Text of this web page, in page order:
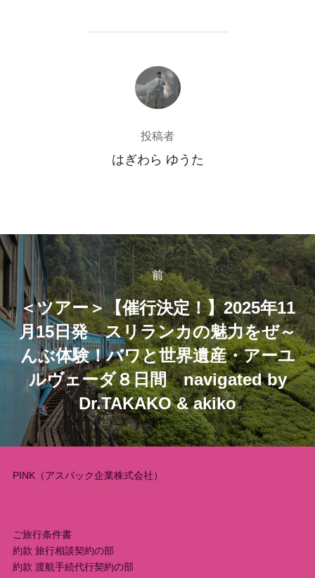
投稿者
投稿者
はぎわら ゆうた
投
稿
ナ
ビ
シ
ョ
前
前
＜ツアー＞【催行決定！】2025年11
月15日発 スリランカの魅力をぜ～
んぶ体験！バワと世界遺産・アーユ
ルヴェーダ８日間 navigated by
Dr.TAKAKO & akiko
PINK（アスパック企業株式会社）
ご旅行条件書
約款 旅行相談契約の部
約款 渡航手続代行契約の部